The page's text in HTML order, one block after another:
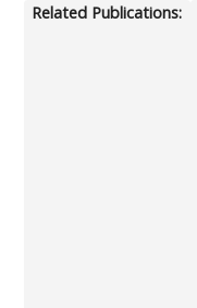
Related Publications: